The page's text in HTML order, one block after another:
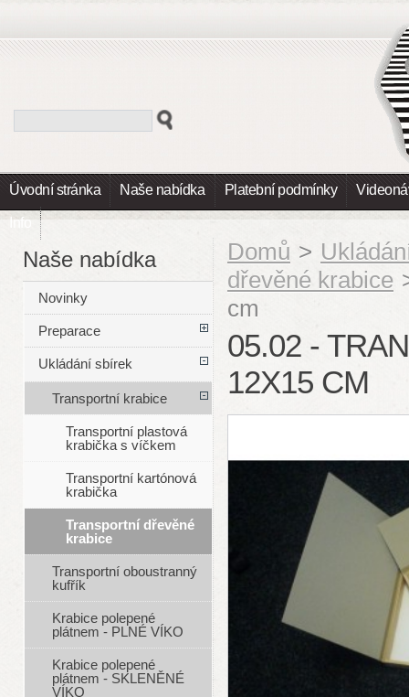
Úvodní stránka Naše nabídka Platební podmínky
Info
Domů >
dřevěné krabice
cm
05.02 -
12X15 CM
Naše nabídka
Novinky
Preparace
Ukládání sbírek
Transportní krabice
Transportní plastová
krabička s víčkem
Transportní kartónová
krabička
Transportní dřevěné
krabice
Transportní oboustranný
kufřík
Krabice polepené
plátnem - PLNÉ VÍKO
Krabice polepené
plátnem - SKLENĚNÉ
VÍKO